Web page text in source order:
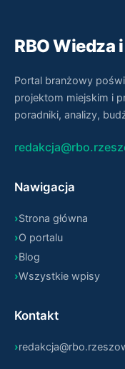
RBO Wiedza
Portal branżowy
projektom miejskim i
poradniki, analizy,
Nawigacja
Strona główna
O portalu
Blog
Wszystkie wpisy
Kontakt